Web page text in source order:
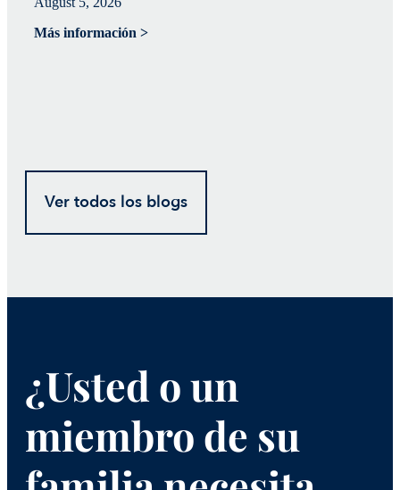
Más información >
Ver todos los blogs
¿Usted o un
miembro de su